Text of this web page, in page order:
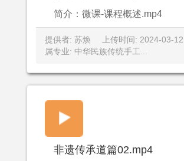
简介：微课-课程概述.mp4
提供者: 苏焕 上传时间: 2024-03-12
属专业: 中华民族传统手工...
非遗传承道篇02.mp4